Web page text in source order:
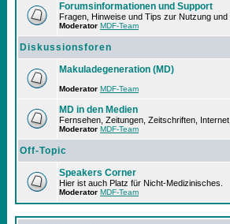
Forumsinformationen und Support
Fragen, Hinweise und Tips zur Nutzung und
Moderator MDF-Team
Diskussionsforen
Makuladegeneration (MD)
Moderator MDF-Team
MD in den Medien
Fernsehen, Zeitungen, Zeitschriften,
Moderator MDF-Team
Off-Topic
Speakers Corner
Hier ist auch Platz für Nicht-Medizinisches.
Moderator MDF-Team